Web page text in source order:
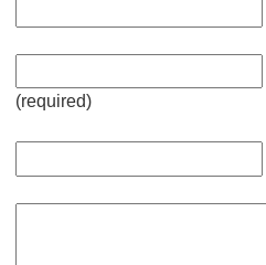
(required)